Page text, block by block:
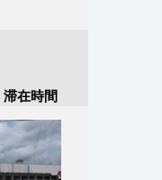
滞在時間